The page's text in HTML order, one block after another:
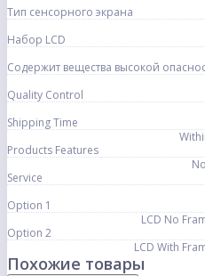
Тип сенсорного экрана
Набор LCD
Содержит вещества высокой
Quality Control
Shipping Time
Products Features
Service
Option 1
LCD No
Option 2
LCD With
Похожие товары